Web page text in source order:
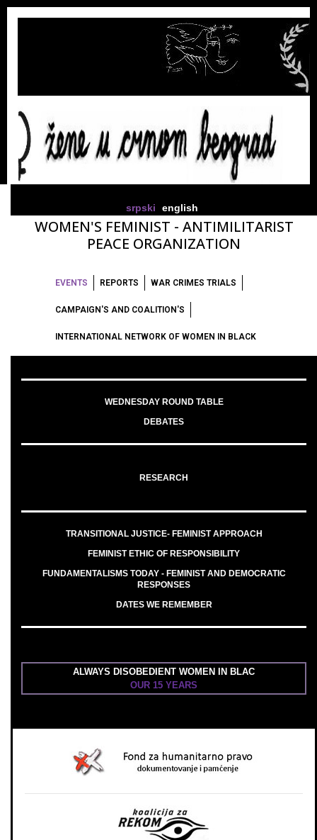
srpski english
WOMEN'S FEMINIST - ANTIMILITARIST
PEACE ORGANIZATION
EVENTS REPORTS WAR CRIMES TRIALS
CAMPAIGN'S AND COALITION'S
INTERNATIONAL NETWORK OF WOMEN IN BLACK
WEDNESDAY ROUND TABLE
DEBATES
RESEARCH
TRANSITIONAL JUSTICE- FEMINIST APPROACH
FEMINIST ETHIC OF RESPONSIBILITY
FUNDAMENTALISMS TODAY - FEMINIST AND DEMOCRATIC
RESPONSES
DATES WE REMEMBER
ALWAYS DISOBEDIENT WOMEN IN BLAC
OUR 15 YEARS